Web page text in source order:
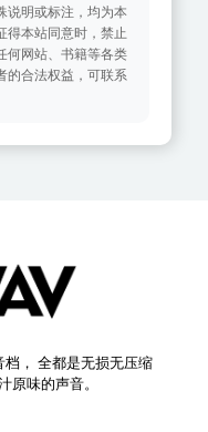
说明或标注，均为本
得本站同意时，禁止
何网站、书籍等各类
的合法权益，可联系
， 全都是无损无压缩
原味的声音。